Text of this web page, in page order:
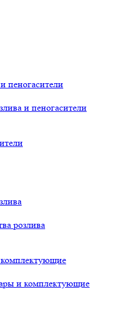
пеногасители
и пеногасители
розлива
и комплектующие